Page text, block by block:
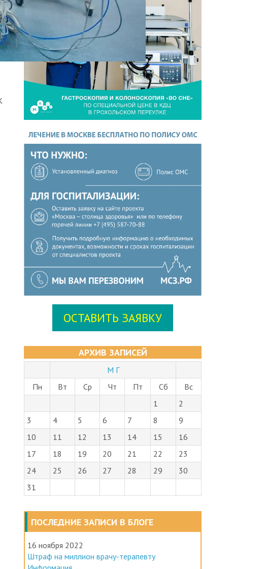
ОСТАВИТЬ ЗАЯВКУ
АРХИВ ЗАПИСЕЙ
М Г
Пн
Вт Ср Чт Пт Сб
Вс
1
2
3
4 5 6 7 8
9
10
11 12 13 14 15
16
17
18 19 20 21 22
23
24
25 26 27 28 29
30
31
ПОСЛЕДНИЕ ЗАПИСИ В БЛОГЕ
16 ноября 2022